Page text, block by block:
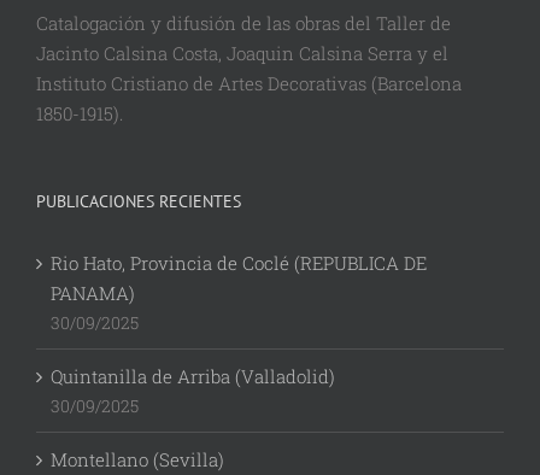
Catalogación y difusión de las obras del Taller de
Jacinto Calsina Costa, Joaquin Calsina Serra y el
Instituto Cristiano de Artes Decorativas (Barcelona
1850-1915).
PUBLICACIONES RECIENTES
Rio Hato, Provincia de Coclé (REPUBLICA DE
PANAMA)
30/09/2025
Quintanilla de Arriba (Valladolid)
30/09/2025
Montellano (Sevilla)